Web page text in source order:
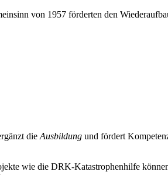
von 1957 förderten den
die Ausbildung und fördert
wie die DRK-Katastrophenhilfe